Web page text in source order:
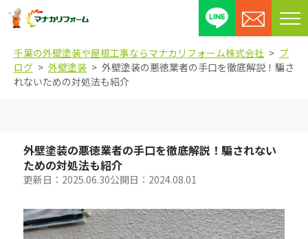
メ
ニ
ー
千葉の外壁塗装や屋根工事ならマナカリフォーム株式会社
ブ
ログ
外壁塗装
外壁塗装の悪徳業者の手口を徹底解説！騙さ
れないための対処法も紹介
外壁塗装の悪徳業者の手口を徹底解説！騙されない
ための対処法も紹介
更新日： 2025.06.30公開日： 2024.08.01